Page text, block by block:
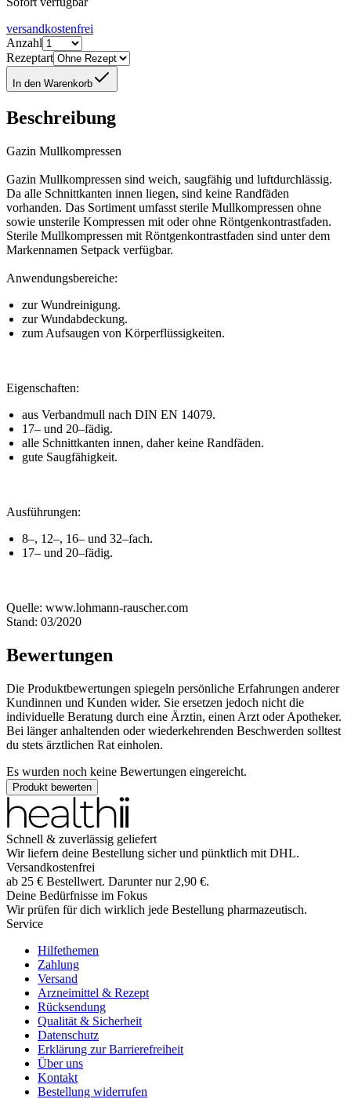
versandkostenfrei
Anzahl
Rezeptart
In den Warenkorb
Beschreibung
Gazin Mullkompressen
Gazin Mullkompressen sind weich, saugfähig und luftdurchlässig.
Da alle Schnittkanten innen liegen, sind keine Randfäden
vorhanden. Das Sortiment umfasst sterile Mullkompressen ohne
sowie unsterile Kompressen mit oder ohne Röntgenkontrastfaden.
Sterile Mullkompressen mit Röntgenkontrastfaden sind unter dem
Markennamen Setpack verfügbar.
Anwendungsbereiche:
zur Wundreinigung.
zur Wundabdeckung.
zum Aufsaugen von Körperflüssigkeiten.
Eigenschaften:
aus Verbandmull nach DIN EN 14079.
17– und 20–fädig.
alle Schnittkanten innen, daher keine Randfäden.
gute Saugfähigkeit.
Ausführungen:
8–, 12–, 16– und 32–fach.
17– und 20–fädig.
Quelle: www.lohmann-rauscher.com
Stand: 03/2020
Bewertungen
Die Produktbewertungen spiegeln persönliche Erfahrungen anderer
Kundinnen und Kunden wider. Sie ersetzen jedoch nicht die
individuelle Beratung durch eine Ärztin, einen Arzt oder Apotheker.
Bei länger anhaltenden oder wiederkehrenden Beschwerden solltest
du stets ärztlichen Rat einholen.
Es wurden noch keine Bewertungen eingereicht.
Produkt bewerten
Schnell & zuverlässig geliefert
Wir liefern deine Bestellung sicher und pünktlich mit DHL.
Versandkostenfrei
ab 25 € Bestellwert. Darunter nur 2,90 €.
Deine Bedürfnisse im Fokus
Wir prüfen für dich wirklich jede Bestellung pharmazeutisch.
Service
Hilfethemen
Zahlung
Versand
Arzneimittel & Rezept
Rücksendung
Qualität & Sicherheit
Datenschutz
Erklärung zur Barrierefreiheit
Über uns
Kontakt
Bestellung widerrufen